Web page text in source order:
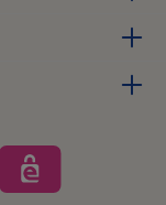
può richiedere
salvate e